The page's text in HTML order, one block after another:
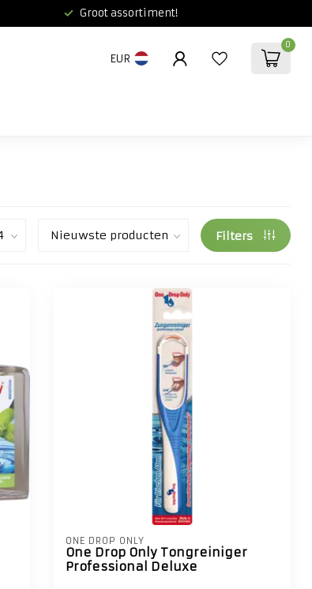
Groot assortiment!
EUR
0
Filters
ONE DROP ONLY
One Drop Only Tongreiniger
Professional Deluxe